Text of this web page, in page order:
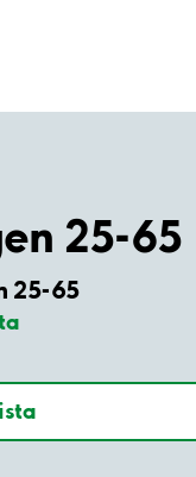
25-65
25-65